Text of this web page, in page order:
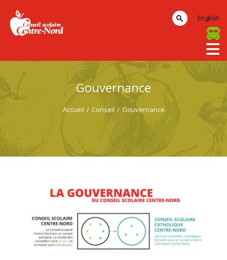
Gouvernance
Accueil / Conseil / Gouvernance
English